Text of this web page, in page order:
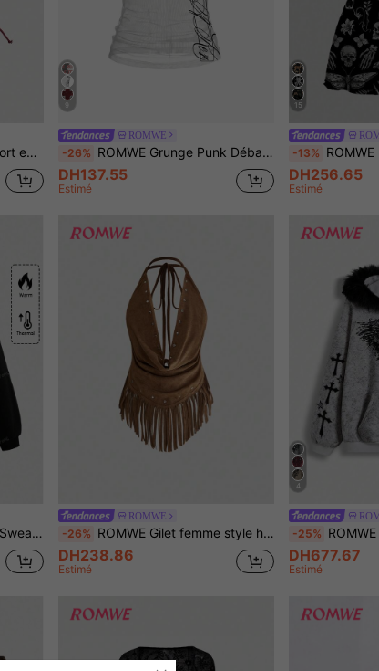
Y2K pour femmes
ROMWE
-26% ROMWE Grunge Punk Débardeur en maille transparente sexy avec slogan hippie mystérieux et sombre pour femmes
DH137.55
Estimé
15
-13% ROMWE Robe mini à imprimé tout-sur-
DH256.65
Estimé
ornements de strass
ROMWE
-26% ROMWE Gilet femme style hippie festival de musique western cowboy, col licou, franges, paillettes, tissu suède
DH238.86
Estimé
4
-25% ROMWE Fairycore Sweat-shirt à
DH677.67
Estimé